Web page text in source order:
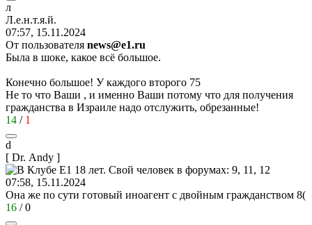
л
Л.е.н.т.я.й.
07:57, 15.11.2024
От пользователя news@e1.ru
Была в шоке, какое всё большое.
Конечно большое! У каждого второго 75
Не то что Ваши , и именно Ваши потому что для получения
гражданства в Израиле надо отслужить, обрезанные!
14 / 1
d
[ Dr. Andy ]
07:58, 15.11.2024
Она же по сути готовый иноагент с двойным гражданством 8(
16 /0